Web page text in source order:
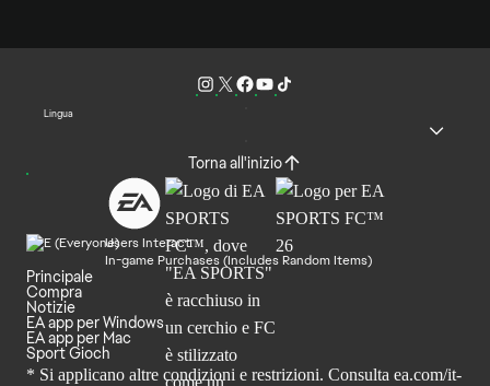
Lingua
Torna all'inizio
Users Interact
In-game Purchases (Includes Random Items)
Principale
Compra
Notizie
EA app per Windows
EA app per Mac
Sport Gioch
* Si applicano altre condizioni e restrizioni. Consulta ea.com/it-